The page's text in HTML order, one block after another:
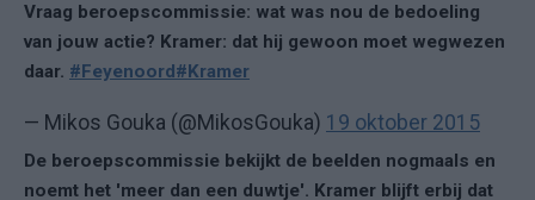
Vraag beroepscommissie: wat was nou de bedoeling
van jouw actie? Kramer: dat hij gewoon moet wegwezen
daar. #Feyenoord#Kramer
— Mikos Gouka (@MikosGouka) 19 oktober 2015
De beroepscommissie bekijkt de beelden nogmaals en
noemt het 'meer dan een duwtje'. Kramer blijft erbij dat